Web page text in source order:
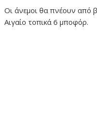
Οι άνεμοι θα πνέουν από
Αιγαίο τοπικά 6 μποφόρ.